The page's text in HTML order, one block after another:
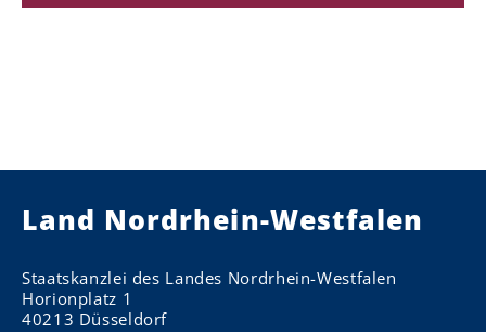
Land Nordrhein-Westfalen
Staatskanzlei des Landes Nordrhein-Westfalen
Horionplatz 1
40213 Düsseldorf